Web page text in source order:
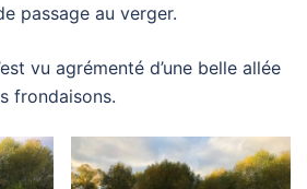
passage au verger.
vu agrémenté d’une belle allée
frondaisons.